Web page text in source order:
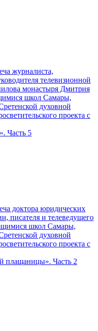
журналиста,
телевизионной
монастыря Дмитрия
школ Самары,
духовной
проекта с
Часть 5
доктора юридических
писателя и телеведущего
школ Самары,
духовной
проекта с
плащаницы». Часть 2